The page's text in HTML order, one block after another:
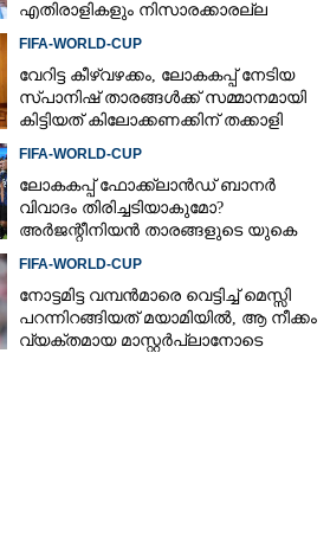
എതിരാളികളും നിസാരക്കാരല്ല
FIFA-WORLD-CUP
വേറിട്ട കീഴ്‌‌വഴക്കം,​ ലോകകപ്പ് നേടിയ
സ്പാനിഷ് താരങ്ങൾക്ക് സമ്മാനമായി
കിട്ടിയത് കിലോക്കണക്കിന് തക്കാളി
FIFA-WORLD-CUP
ലോകകപ്പ് ഫോക്ക്‌ലാൻഡ് ബാനർ
വിവാദം തിരിച്ചടിയാകുമോ?
അർജന്റീനിയൻ താരങ്ങളുടെ യുകെ
FIFA-WORLD-CUP
നോട്ടമിട്ട വമ്പന്‍മാരെ വെട്ടിച്ച് മെസ്സി
പറന്നിറങ്ങിയത് മയാമിയില്‍, ആ നീക്കം
വ്യക്തമായ മാസ്റ്റര്‍പ്ലാനോടെ
Copy Link